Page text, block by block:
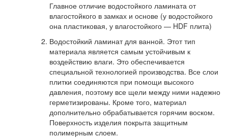
Главное отличие водостойкого ламината от
влагостойкого в замках и основе (у водостойкого
она пластиковая, у влагостойкого — HDF плита)
Водостойкий ламинат для ванной. Этот тип
материала является самым устойчивым к
воздействию влаги. Это обеспечивается
специальной технологией производства. Все слои
плитки соединяются при помощи высокого
давления, поэтому все щели между ними надежно
герметизированы. Кроме того, материал
дополнительно обрабатывается горячим воском.
Поверхность изделия покрыта защитным
полимерным слоем.